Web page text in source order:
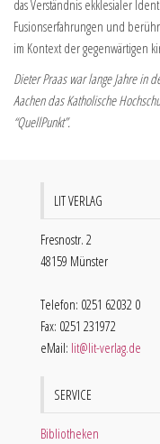
das Verständnis ekklesialer
Fusionserfahrungen und
im Kontext der gegenwärtigen
Dieter Praas war lange Jahre in
Aachen das Katholische
“QuellPunkt”.
LIT VERLAG
Fresnostr. 2
48159 Münster
Telefon: 0251 62032 0
Fax: 0251 231972
eMail: lit@lit-verlag.de
SERVICE
Bibliotheken